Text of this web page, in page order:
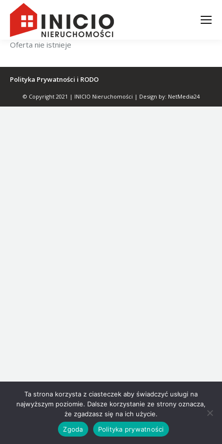
Oferta nie istnieje
Polityka Prywatności i RODO
© Copyright 2021 | INICIO Nieruchomości | Design by: NetMedia24
Ta strona korzysta z ciasteczek aby świadczyć usługi na
najwyższym poziomie. Dalsze korzystanie ze strony oznacza,
że zgadzasz się na ich użycie.
Zgoda
Polityka prywatności